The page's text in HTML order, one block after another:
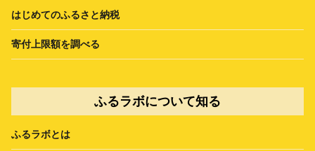
はじめてのふるさと納税
寄付上限額を調べる
ふるラボについて知る
ふるラボとは